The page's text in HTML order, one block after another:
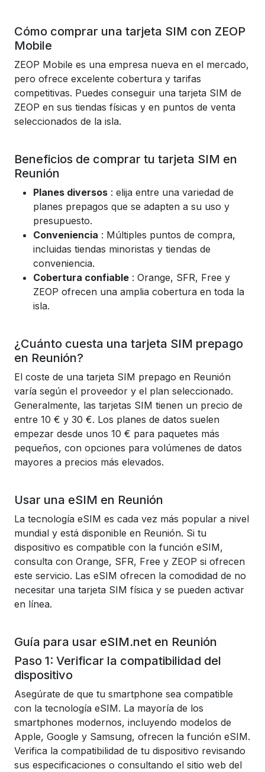
Cómo comprar una tarjeta SIM con ZEOP
Mobile
ZEOP Mobile es una empresa nueva en el mercado,
pero ofrece excelente cobertura y tarifas
competitivas. Puedes conseguir una tarjeta SIM de
ZEOP en sus tiendas físicas y en puntos de venta
seleccionados de la isla.
Beneficios de comprar tu tarjeta SIM en
Reunión
Planes diversos : elija entre una variedad de
planes prepagos que se adapten a su uso y
presupuesto.
Conveniencia : Múltiples puntos de compra,
incluidas tiendas minoristas y tiendas de
conveniencia.
Cobertura confiable : Orange, SFR, Free y
ZEOP ofrecen una amplia cobertura en toda la
isla.
¿Cuánto cuesta una tarjeta SIM prepago
en Reunión?
El coste de una tarjeta SIM prepago en Reunión
varía según el proveedor y el plan seleccionado.
Generalmente, las tarjetas SIM tienen un precio de
entre 10 € y 30 €. Los planes de datos suelen
empezar desde unos 10 € para paquetes más
pequeños, con opciones para volúmenes de datos
mayores a precios más elevados.
Usar una eSIM en Reunión
La tecnología eSIM es cada vez más popular a nivel
mundial y está disponible en Reunión. Si tu
dispositivo es compatible con la función eSIM,
consulta con Orange, SFR, Free y ZEOP si ofrecen
este servicio. Las eSIM ofrecen la comodidad de no
necesitar una tarjeta SIM física y se pueden activar
en línea.
Guía para usar eSIM.net en Reunión
Paso 1: Verificar la compatibilidad del
dispositivo
Asegúrate de que tu smartphone sea compatible
con la tecnología eSIM. La mayoría de los
smartphones modernos, incluyendo modelos de
Apple, Google y Samsung, ofrecen la función eSIM.
Verifica la compatibilidad de tu dispositivo revisando
sus especificaciones o consultando el sitio web del